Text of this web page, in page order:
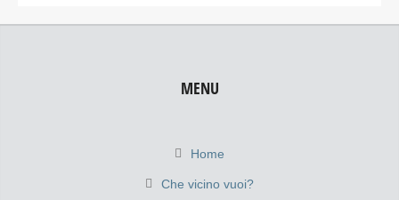
MENU
Home
Che vicino vuoi?